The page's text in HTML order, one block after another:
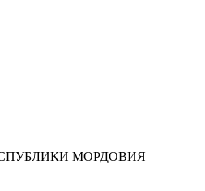
МОРДОВИЯ